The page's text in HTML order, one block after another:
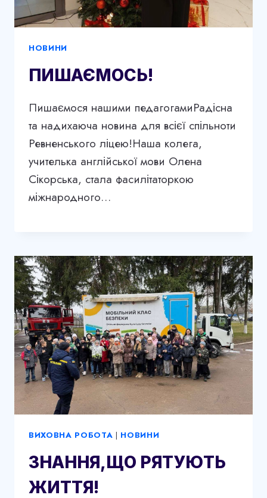
НОВИНИ
ПИШАЄМОСЬ!
Пишаємося нашими педагогамиРадісна
та надихаюча новина для всієї спільноти
Ревненського ліцею!Наша колега,
учителька англійської мови Олена
Сікорська, стала фасилітаторкою
міжнародного…
ВИХОВНА РОБОТА | НОВИНИ
ЗНАННЯ,ЩО РЯТУЮТЬ
ЖИТТЯ!